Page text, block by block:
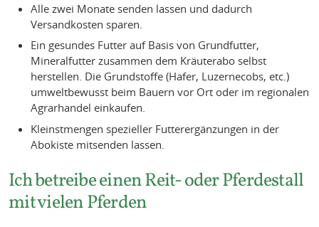
Alle zwei Monate senden lassen und dadurch
Versandkosten sparen.
Ein gesundes Futter auf Basis von Grundfutter,
Mineralfutter zusammen dem Kräuterabo selbst
herstellen. Die Grundstoffe (Hafer, Luzernecobs, etc.)
umweltbewusst beim Bauern vor Ort oder im regionalen
Agrarhandel einkaufen.
Kleinstmengen spezieller Futterergänzungen in der
Abokiste mitsenden lassen.
Ich betreibe einen Reit- oder Pferdestall
mit vielen Pferden